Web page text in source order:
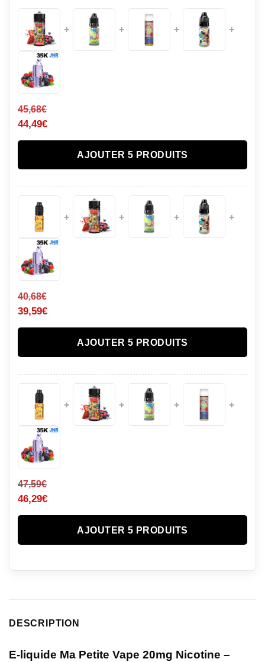
+ + + +
45,68€
44,49€
AJOUTER 5 PRODUITS
+ + + +
40,68€
39,59€
AJOUTER 5 PRODUITS
+ + + +
47,59€
46,29€
AJOUTER 5 PRODUITS
DESCRIPTION
E-liquide Ma Petite Vape 20mg Nicotine –